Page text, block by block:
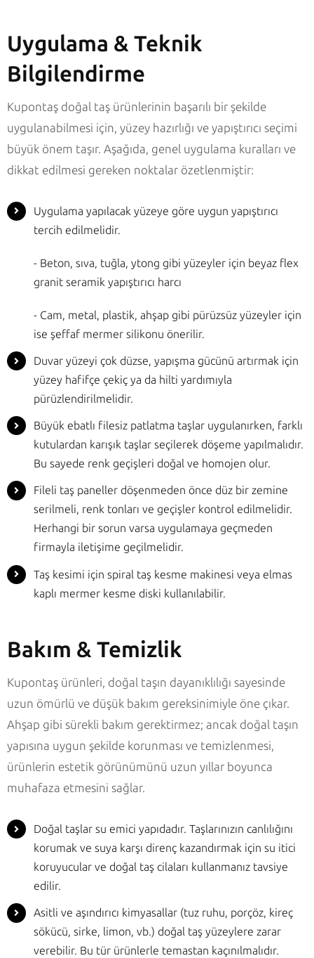
Uygulama & Teknik
Bilgilendirme
Kupontaş doğal taş ürünlerinin başarılı bir şekilde
uygulanabilmesi için, yüzey hazırlığı ve yapıştırıcı seçimi
büyük önem taşır. Aşağıda, genel uygulama kuralları ve
dikkat edilmesi gereken noktalar özetlenmiştir:
Uygulama yapılacak yüzeye göre uygun yapıştırıcı
tercih edilmelidir.
- Beton, sıva, tuğla, ytong gibi yüzeyler için beyaz flex
granit seramik yapıştırıcı harcı
- Cam, metal, plastik, ahşap gibi pürüzsüz yüzeyler için
ise şeffaf mermer silikonu önerilir.
Duvar yüzeyi çok düzse, yapışma gücünü artırmak için
yüzey hafifçe çekiç ya da hilti yardımıyla
pürüzlendirilmelidir.
Büyük ebatlı filesiz patlatma taşlar uygulanırken, farklı
kutulardan karışık taşlar seçilerek döşeme yapılmalıdır.
Bu sayede renk geçişleri doğal ve homojen olur.
Fileli taş paneller döşenmeden önce düz bir zemine
serilmeli, renk tonları ve geçişler kontrol edilmelidir.
Herhangi bir sorun varsa uygulamaya geçmeden
firmayla iletişime geçilmelidir.
Taş kesimi için spiral taş kesme makinesi veya elmas
kaplı mermer kesme diski kullanılabilir.
Bakım & Temizlik
Kupontaş ürünleri, doğal taşın dayanıklılığı sayesinde
uzun ömürlü ve düşük bakım gereksinimiyle öne çıkar.
Ahşap gibi sürekli bakım gerektirmez; ancak doğal taşın
yapısına uygun şekilde korunması ve temizlenmesi,
ürünlerin estetik görünümünü uzun yıllar boyunca
muhafaza etmesini sağlar.
Doğal taşlar su emici yapıdadır. Taşlarınızın canlılığını
korumak ve suya karşı direnç kazandırmak için su itici
koruyucular ve doğal taş cilaları kullanmanız tavsiye
edilir.
Asitli ve aşındırıcı kimyasallar (tuz ruhu, porçöz, kireç
sökücü, sirke, limon, vb.) doğal taş yüzeylere zarar
verebilir. Bu tür ürünlerle temastan kaçınılmalıdır.